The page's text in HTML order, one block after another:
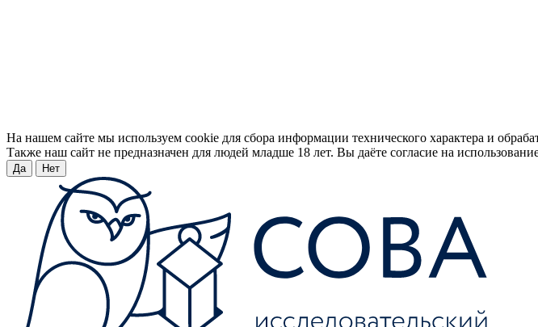
На нашем сайте мы используем cookie для сбора информации технического характера и
Также наш сайт не предназначен для людей младше 18 лет. Вы даёте согласие на
Да Нет